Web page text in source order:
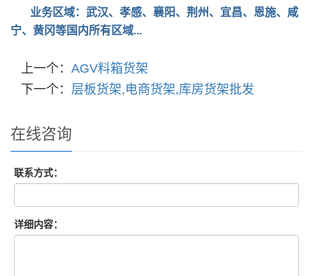
业务区域：武汉、孝感、襄阳、荆州、宜昌、恩施、咸
宁、黄冈等国内所有区域...
上一个： AGV料箱货架
下一个： 层板货架,电商货架,库房货架批发
在线咨询
联系方式：
详细内容：